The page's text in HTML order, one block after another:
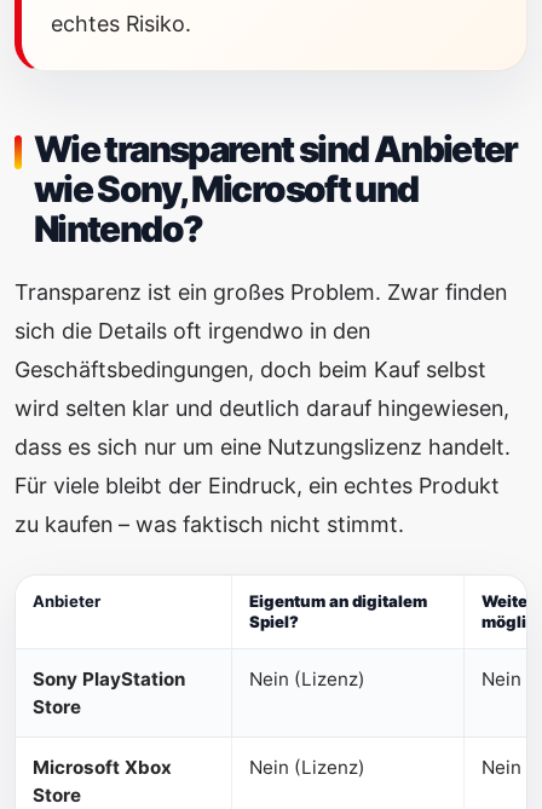
echtes Risiko.
Wie transparent sind Anbieter
wie Sony, Microsoft und
Nintendo?
Transparenz ist ein großes Problem. Zwar finden
sich die Details oft irgendwo in den
Geschäftsbedingungen, doch beim Kauf selbst
wird selten klar und deutlich darauf hingewiesen,
dass es sich nur um eine Nutzungslizenz handelt.
Für viele bleibt der Eindruck, ein echtes Produkt
zu kaufen – was faktisch nicht stimmt.
Anbieter
Eigentum an digitalem
Spiel?
Sony PlayStation
Store
Nein (Lizenz) Nein
Microsoft Xbox
Store
Nein (Lizenz) Nein